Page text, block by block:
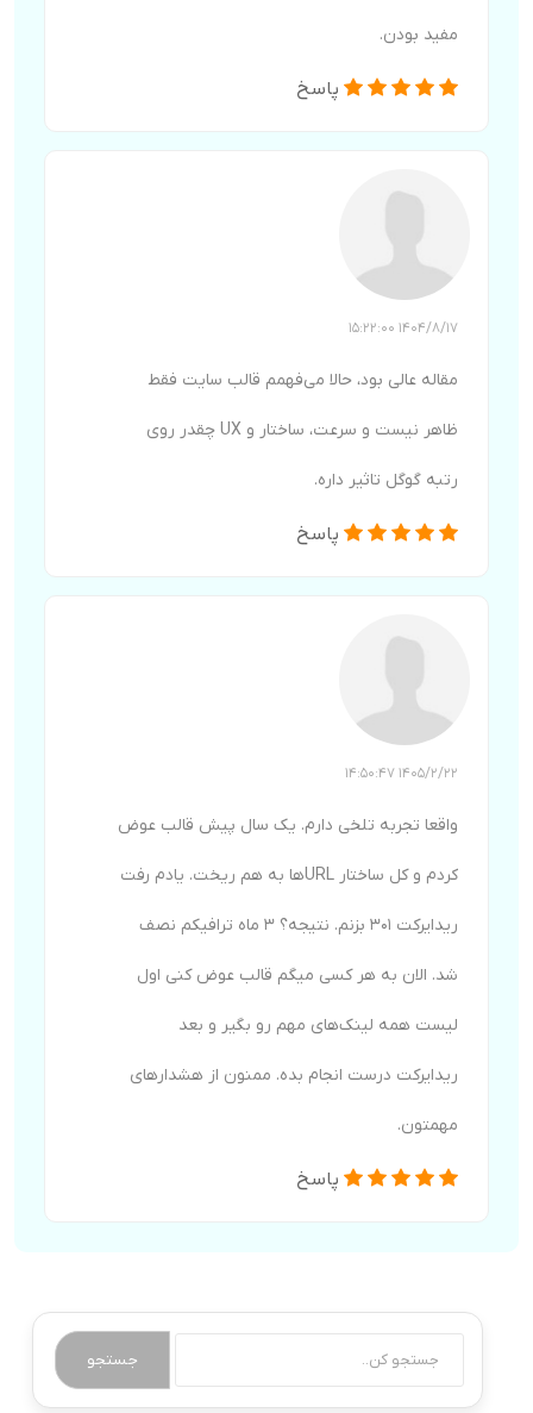
مفید بودن.
پاسخ
1404/8/17 15:22:00
مقاله عالی بود، حالا می‌فهمم قالب سایت فقط
ظاهر نیست و سرعت، ساختار و UX چقدر روی
رتبه گوگل تاثیر داره.
پاسخ
1405/2/22 14:50:47
واقعا تجربه تلخی دارم. یک سال پیش قالب عوض
کردم و کل ساختار URLها به هم ریخت. یادم رفت
ریدایرکت ۳۰۱ بزنم. نتیجه؟ ۳ ماه ترافیکم نصف
شد. الان به هر کسی میگم قالب عوض کنی اول
لیست همه لینک‌های مهم رو بگیر و بعد
ریدایرکت درست انجام بده. ممنون از هشدارهای
مهمتون.
پاسخ
جستجو